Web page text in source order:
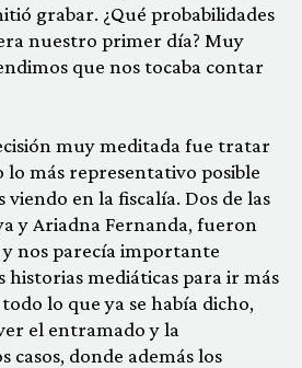
grabar. ¿Qué probabilidades
nuestro primer día? Muy
que nos tocaba contar
muy meditada fue tratar
lo más representativo posible
viendo en la fiscalía. Dos de las
y Ariadna Fernanda, fueron
nos parecía importante
historias mediáticas para ir más
lo que ya se había dicho,
el entramado y la
casos, donde además los